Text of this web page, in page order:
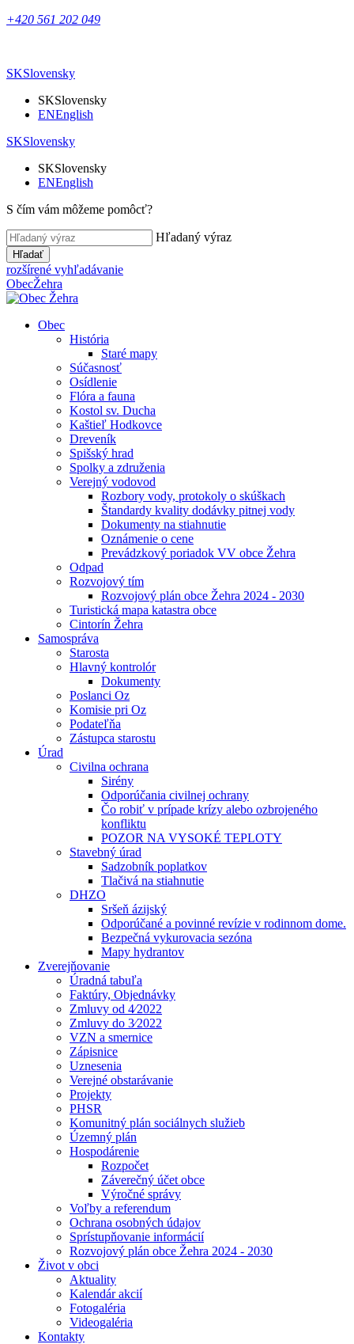
+420 561 202 049
SKSlovensky
SKSlovensky
ENEnglish
SKSlovensky
SKSlovensky
ENEnglish
S čím vám môžeme pomôcť?
Hľadaný výraz
Hľadať
rozšírené vyhľadávanie
ObecŽehra
Obec
História
Staré mapy
Súčasnosť
Osídlenie
Flóra a fauna
Kostol sv. Ducha
Kaštieľ Hodkovce
Dreveník
Spišský hrad
Spolky a združenia
Verejný vodovod
Rozbory vody, protokoly o skúškach
Štandardy kvality dodávky pitnej vody
Dokumenty na stiahnutie
Oznámenie o cene
Prevádzkový poriadok VV obce Žehra
Odpad
Rozvojový tím
Rozvojový plán obce Žehra 2024 - 2030
Turistická mapa katastra obce
Cintorín Žehra
Samospráva
Starosta
Hlavný kontrolór
Dokumenty
Poslanci Oz
Komisie pri Oz
Podateľňa
Zástupca starostu
Úrad
Civilna ochrana
Sirény
Odporúčania civilnej ochrany
Čo robiť v prípade krízy alebo ozbrojeného
konfliktu
POZOR NA VYSOKÉ TEPLOTY
Stavebný úrad
Sadzobník poplatkov
Tlačivá na stiahnutie
DHZO
Sršeň ázijský
Odporúčané a povinné revízie v rodinnom dome.
Bezpečná vykurovacia sezóna
Mapy hydrantov
Zverejňovanie
Úradná tabuľa
Faktúry, Objednávky
Zmluvy od 4⁄2022
Zmluvy do 3⁄2022
VZN a smernice
Zápisnice
Uznesenia
Verejné obstarávanie
Projekty
PHSR
Komunitný plán sociálnych služieb
Územný plán
Hospodárenie
Rozpočet
Záverečný účet obce
Výročné správy
Voľby a referendum
Ochrana osobných údajov
Sprístupňovanie informácií
Rozvojový plán obce Žehra 2024 - 2030
Život v obci
Aktuality
Kalendár akcií
Fotogaléria
Videogaléria
Kontakty